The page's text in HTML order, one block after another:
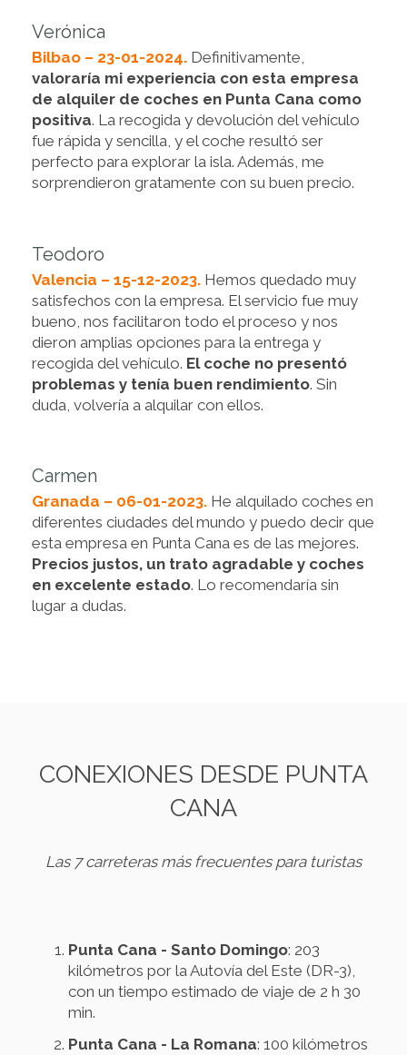
Verónica
Bilbao – 23-01-2024. Definitivamente,
valoraría mi experiencia con esta empresa
de alquiler de coches en Punta Cana como
positiva. La recogida y devolución del vehículo
fue rápida y sencilla, y el coche resultó ser
perfecto para explorar la isla. Además, me
sorprendieron gratamente con su buen precio.
Teodoro
Valencia – 15-12-2023. Hemos quedado muy
satisfechos con la empresa. El servicio fue muy
bueno, nos facilitaron todo el proceso y nos
dieron amplias opciones para la entrega y
recogida del vehículo. El coche no presentó
problemas y tenía buen rendimiento. Sin
duda, volvería a alquilar con ellos.
Carmen
Granada – 06-01-2023. He alquilado coches en
diferentes ciudades del mundo y puedo decir que
esta empresa en Punta Cana es de las mejores.
Precios justos, un trato agradable y coches
en excelente estado. Lo recomendaría sin
lugar a dudas.
CONEXIONES DESDE PUNTA
CANA
Las 7 carreteras más frecuentes para turistas
Punta Cana - Santo Domingo: 203
kilómetros por la Autovía del Este (DR-3),
con un tiempo estimado de viaje de 2 h 30
min.
Punta Cana - La Romana: 100 kilómetros